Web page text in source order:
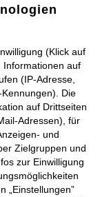
(Klick auf
Informationen auf
(IP-Adresse,
Die
auf Drittseiten
Adressen), für
und
Zielgruppen und
zur Einwilligung
„Einstellungen”